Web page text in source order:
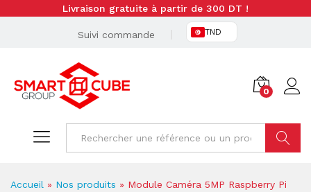
Livraison gratuite à partir de 300 DT !
Suivi commande TND
0
Accueil » Nos produits » Module Caméra 5MP Raspberry Pi